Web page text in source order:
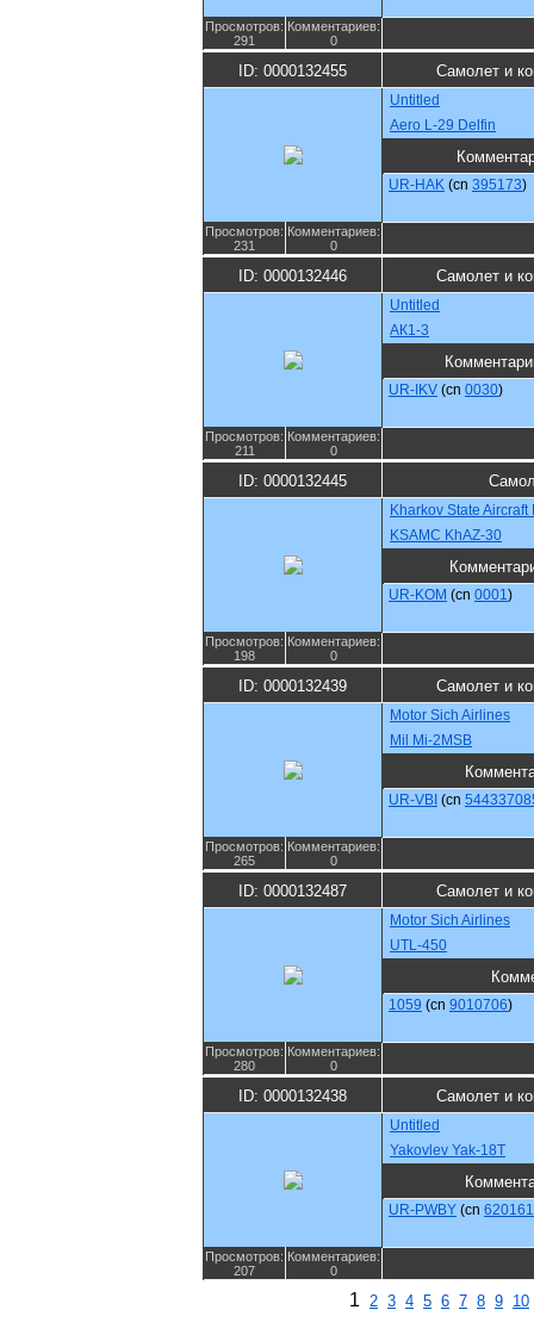
Просмотров:
291
Комментариев:
0
ID: 0000132455 Самолет и
Untitled
Aero L-29 Delfin
UR-HAK (cn 395173)
Просмотров:
231
Комментариев:
0
ID: 0000132446 Самолет и
Untitled
АК1-3
UR-IKV (cn 0030)
Просмотров:
211
Комментариев:
0
ID: 0000132445
Kharkov State
KSAMC KhAZ-30
UR-KOM (cn 0001)
Просмотров:
198
Комментариев:
0
ID: 0000132439 Самолет и
Motor Sich Airlines
Mil Mi-2MSB
UR-VBI (cn
Просмотров:
265
Комментариев:
0
ID: 0000132487 Самолет и
Motor Sich Airlines
UTL-450
1059 (cn 9010706)
Просмотров:
280
Комментариев:
0
ID: 0000132438 Самолет и
Untitled
Yakovlev Yak-18T
UR-PWBY (cn
Просмотров:
207
Комментариев:
0
1 2 3 4 5 6 7 8 9 10